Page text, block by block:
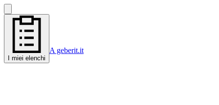
I miei elenchi
A geberit.it